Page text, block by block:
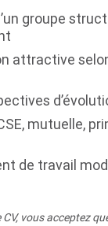
groupe
attractive
mutuelle,
de travail
vous acceptez